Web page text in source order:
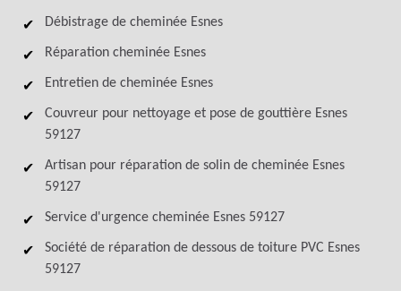
Débistrage de cheminée Esnes
Réparation cheminée Esnes
Entretien de cheminée Esnes
Couvreur pour nettoyage et pose de gouttière Esnes
59127
Artisan pour réparation de solin de cheminée Esnes
59127
Service d'urgence cheminée Esnes 59127
Société de réparation de dessous de toiture PVC Esnes
59127